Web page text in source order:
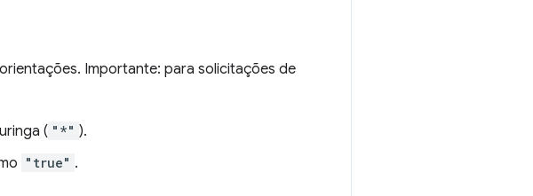
Importante: para solicitações de
( "*" ).
"true" .